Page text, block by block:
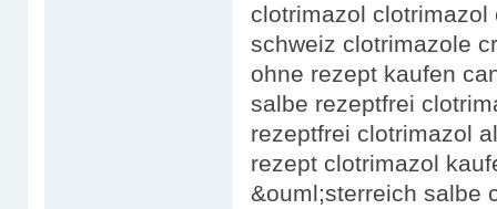
clotrimazol
schweiz clotrimazole
ohne rezept kaufen
salbe rezeptfrei
rezeptfrei clotrimazol
rezept clotrimazol
&ouml;sterreich salbe